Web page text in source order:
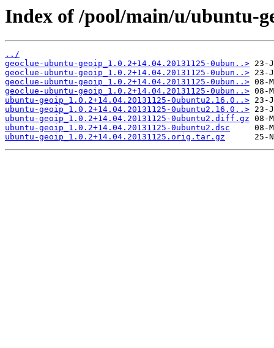
Index of /pool/main/u/ubuntu-
../
geoclue-ubuntu-geoip_1.0.2+14.04.20131125-0ubun..>
geoclue-ubuntu-geoip_1.0.2+14.04.20131125-0ubun..>
geoclue-ubuntu-geoip_1.0.2+14.04.20131125-0ubun..>
geoclue-ubuntu-geoip_1.0.2+14.04.20131125-0ubun..>
ubuntu-geoip_1.0.2+14.04.20131125-0ubuntu2.16.0..>
ubuntu-geoip_1.0.2+14.04.20131125-0ubuntu2.16.0..>
ubuntu-geoip_1.0.2+14.04.20131125-0ubuntu2.diff.gz
ubuntu-geoip_1.0.2+14.04.20131125-0ubuntu2.dsc
ubuntu-geoip_1.0.2+14.04.20131125.orig.tar.gz